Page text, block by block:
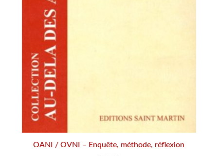
OANI / OVNI – Enquête, méthode, réflexion